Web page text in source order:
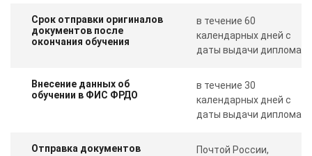
Срок отправки оригиналов
документов после
окончания обучения
в течение 60
календарных дней с
даты выдачи диплома
Внесение данных об
обучении в ФИС ФРДО
в течение 30
календарных дней с
даты выдачи диплома
Отправка документов
Почтой России,